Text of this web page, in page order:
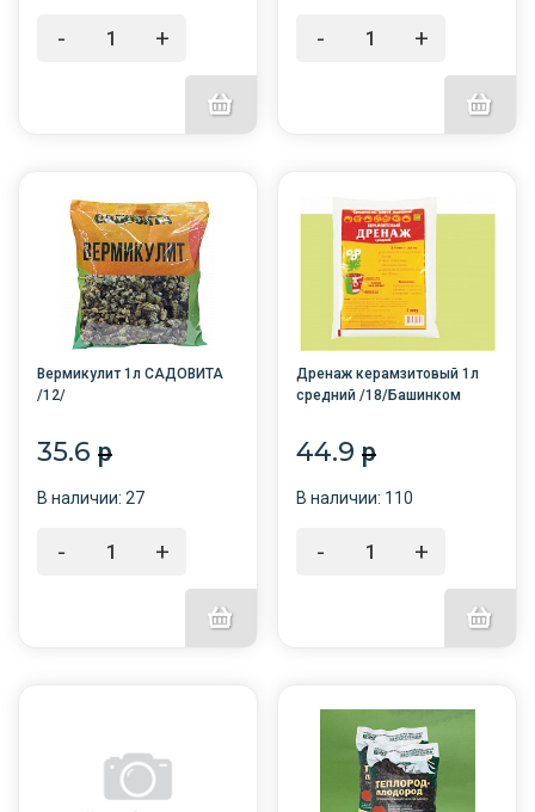
- + - +
Вермикулит 1л САДОВИТА
/12/
35.6 p
В наличии: 27
- +
Дренаж керамзитовый 1л
средний /18/Башинком
44.9p
В наличии: 110
- +